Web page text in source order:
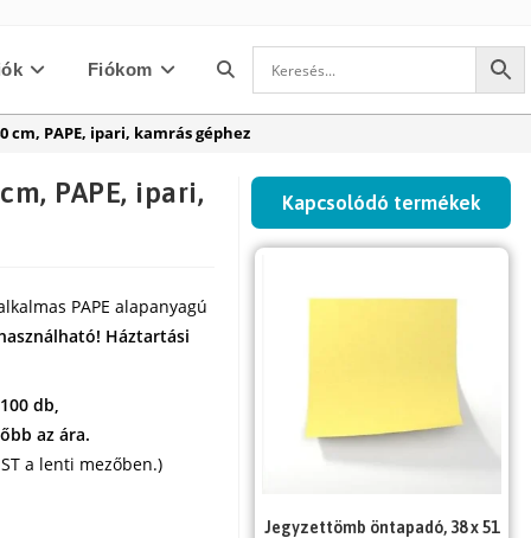
Fiókom Toggle
search
cm, PAPE, ipari, kamrás géphez
PAPE, ipari,
PAPE alapanyagú
Háztartási
db,
az ára.
a lenti mezőben.)
Kapcsolódó termékek
Jegyzettömb öntapadó, 38 x 51